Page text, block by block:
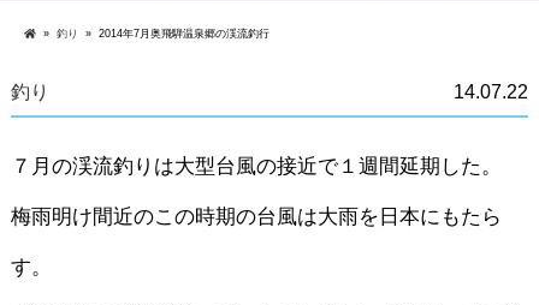
» 釣り » 2014年7月奥飛騨温泉郷の渓流釣行
釣り 14.07.22
７月の渓流釣りは大型台風の接近で１週間延期した。
梅雨明け間近のこの時期の台風は大雨を日本にもたら
す。